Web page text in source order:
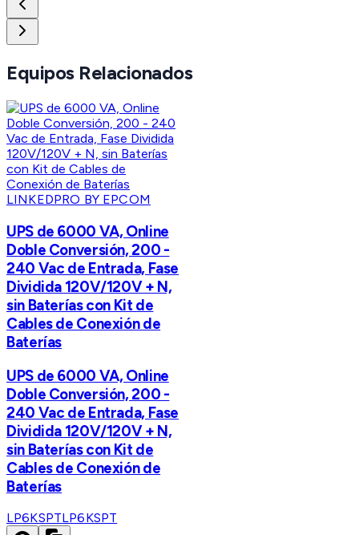
Equipos Relacionados
LINKEDPRO BY EPCOM
UPS de 6000 VA, Online
Doble Conversión, 200 -
240 Vac de Entrada, Fase
Dividida 120V/120V + N,
sin Baterías con Kit de
Cables de Conexión de
Baterías
UPS de 6000 VA, Online
Doble Conversión, 200 -
240 Vac de Entrada, Fase
Dividida 120V/120V + N,
sin Baterías con Kit de
Cables de Conexión de
Baterías
LP6KSPTLP6KSPT